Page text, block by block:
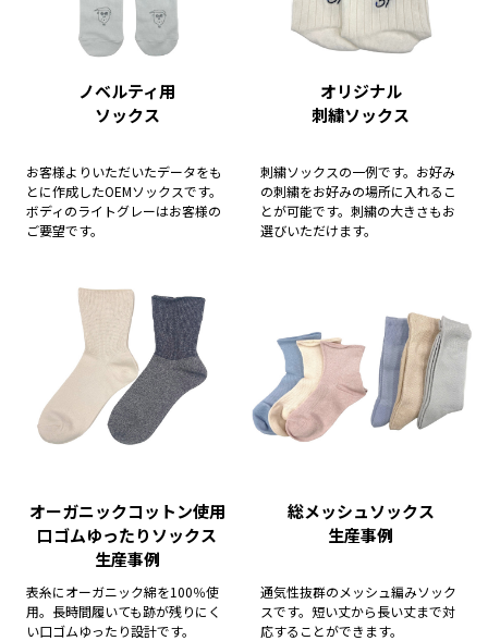
ノベルティ用
ソックス
お客様よりいただいたデータをも
とに作成したOEMソックスです。
ボディのライトグレーはお客様の
ご要望です。
オリジナル
刺繍ソックス
刺繍ソックスの一例です。お好み
の刺繍をお好みの場所に入れるこ
とが可能です。刺繍の大きさもお
選びいただけます。
オーガニックコットン使用
口ゴムゆったりソックス
生産事例
表糸にオーガニック綿を100％使
用。長時間履いても跡が残りにく
い口ゴムゆったり設計です。
総メッシュソックス
生産事例
通気性抜群のメッシュ編みソック
スです。短い丈から長い丈まで対
応することができます。